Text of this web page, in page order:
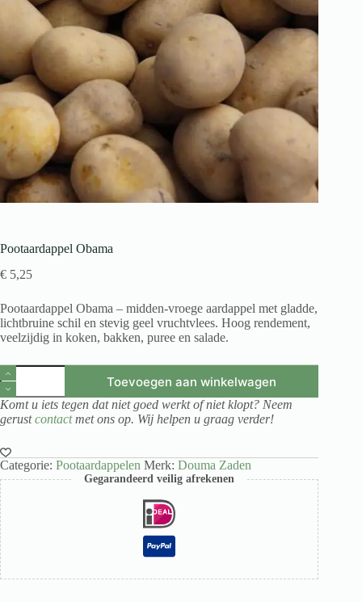
Pootaardappel Obama
€ 5,25
Pootaardappel Obama – midden-vroege aardappel met gladde,
lichtbruine schil en stevig geel vruchtvlees. Hoog rendement,
veelzijdig in koken, bakken, puree en salade.
Pootaardappel
Obama
aantal
Toevoegen aan winkelwagen
Komt u iets tegen dat niet goed werkt of niet klopt? Neem
gerustcontactmet ons op. Wij helpen u graag verder!
Categorie: Pootaardappelen Merk: Douma Zaden
Gegarandeerd veilig afrekenen